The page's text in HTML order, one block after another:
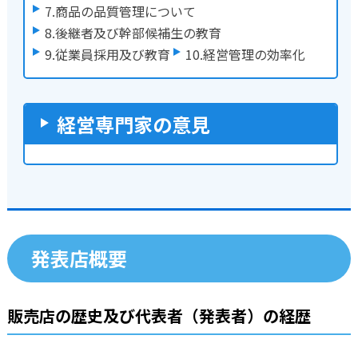
7.商品の品質管理について
8.後継者及び幹部候補生の教育
9.従業員採用及び教育
10.経営管理の効率化
経営専門家の意見
発表店概要
販売店の歴史及び代表者（発表者）の経歴